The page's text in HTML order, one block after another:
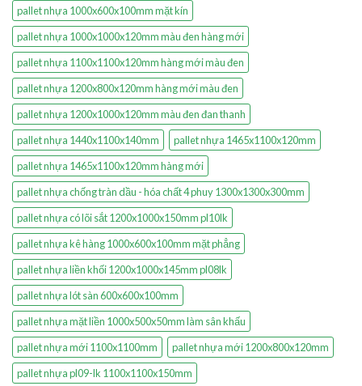
pallet nhựa 1000x600x100mm mặt kín
pallet nhựa 1000x1000x120mm màu đen hàng mới
pallet nhựa 1100x1100x120mm hàng mới màu đen
pallet nhựa 1200x800x120mm hàng mới màu đen
pallet nhựa 1200x1000x120mm màu đen đan thanh
pallet nhựa 1440x1100x140mm
pallet nhựa 1465x1100x120mm
pallet nhựa 1465x1100x120mm hàng mới
pallet nhựa chống tràn dầu - hóa chất 4 phuy 1300x1300x300mm
pallet nhựa có lõi sắt 1200x1000x150mm pl10lk
pallet nhựa kê hàng 1000x600x100mm mặt phẳng
pallet nhựa liền khối 1200x1000x145mm pl08lk
pallet nhựa lót sàn 600x600x100mm
pallet nhựa mặt liền 1000x500x50mm làm sân khấu
pallet nhựa mới 1100x1100mm
pallet nhựa mới 1200x800x120mm
pallet nhựa pl09-lk 1100x1100x150mm